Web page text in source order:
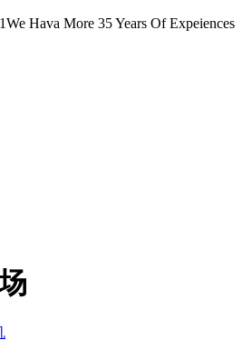
We Hava More 35 Years Of Expeiences